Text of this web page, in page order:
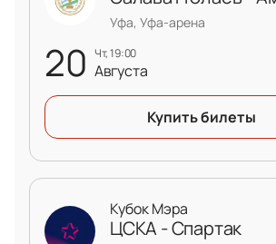
большого спортивного события и
любимую команду вместе с другими
20 чт, 19:00
Августа
Уфа, Уфа-арена
Купить билеты
Кубок Мэра
ЦСКА - Спартак